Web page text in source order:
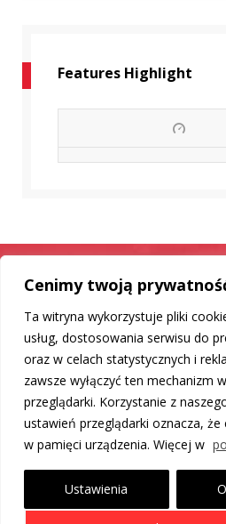
Cenimy twoją
Ta witryna wykorzystuje pliki
usług, dostosowania serwisu do
oraz w celach statystycznych i
zawsze wyłączyć ten mechanizm
przeglądarki. Korzystanie z
ustawień przeglądarki oznacza, że
w pamięci urządzenia. Więcej w
Ustawienia
Features Highlight
Samochód jak
Mamy dla Ciebie rozwiązanie
DO LISTY PRODUKTÓW
Proudly powered by WordPress|